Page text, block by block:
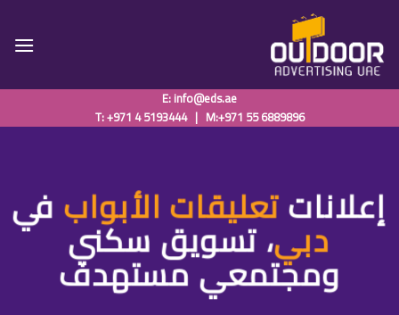
content
E:info@eds.ae
T: +971 4 5193444| M:+971 55 6889896
إعلاناتتعليقات الأبواب في
دبي، تسويق سكني
ومجتمعي مستهدف